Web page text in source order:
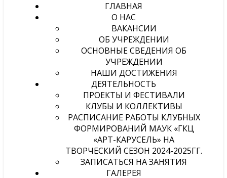
ГЛАВНАЯ
О НАС
ВАКАНСИИ
ОБ УЧРЕЖДЕНИИ
ОСНОВНЫЕ СВЕДЕНИЯ ОБ
УЧРЕЖДЕНИИ
НАШИ ДОСТИЖЕНИЯ
ДЕЯТЕЛЬНОСТЬ
ПРОЕКТЫ И ФЕСТИВАЛИ
КЛУБЫ И КОЛЛЕКТИВЫ
РАСПИСАНИЕ РАБОТЫ КЛУБНЫХ
ФОРМИРОВАНИЙ МАУК «ГКЦ
«АРТ-КАРУСЕЛЬ» НА
ТВОРЧЕСКИЙ СЕЗОН 2024-2025ГГ.
ЗАПИСАТЬСЯ НА ЗАНЯТИЯ
ГАЛЕРЕЯ